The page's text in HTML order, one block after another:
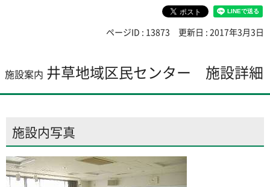
ページID : 13873 更新日 : 2017年3月3日
施設案内 井草地域区民センター 施設詳細
施設内写真